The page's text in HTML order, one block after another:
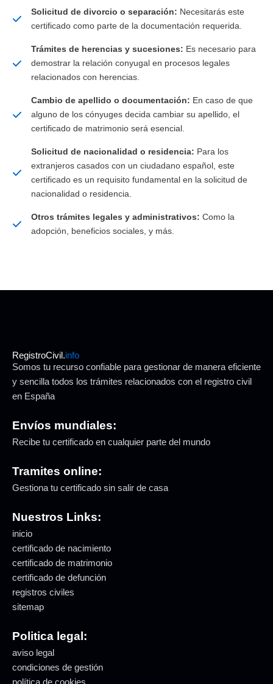
Solicitud de divorcio o separación: Necesitarás este
certificado como parte de la documentación requerida.
Trámites de herencias y sucesiones: Es necesario para
demostrar la relación conyugal en procesos legales
relacionados con herencias.
Cambio de apellido o documentación: En caso de que
alguno de los cónyuges decida cambiar su apellido, el
certificado de matrimonio será esencial.
Solicitud de nacionalidad o residencia: Para los
extranjeros casados con un ciudadano español, este
certificado es un requisito fundamental en la solicitud de
nacionalidad o residencia.
Otros trámites legales y administrativos: Como la
adopción, beneficios sociales, y más.
RegistroCivil.info
Somos tu recurso confiable para gestionar de manera eficiente
y sencilla todos los trámites relacionados con el registro civil
en España
Envíos mundiales:
Recibe tu certificado en cualquier parte del mundo
Tramites online:
Gestiona tu certificado sin salir de casa
Nuestros Links:
inicio
certificado de nacimiento
certificado de matrimonio
certificado de defunción
registros civiles
sitemap
Politica legal:
aviso legal
condiciones de gestión